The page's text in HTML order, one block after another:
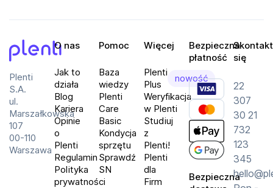
Wynajmij smartwatch HUAWEI Watch 5 Active i
korzystaj z najnowszych technologii wtedy, kiedy
naprawdę ich potrzebujesz.
Plenti
S.A.
ul.
Marszałkowska
107
00-110
Warszawa
O nas
Jak to
działa
Blog
Kariera
Opinie
o
Plenti
Regulamin
Polityka
prywatności
Pomoc
Baza
wiedzy
Plenti
Care
Basic
Kondycja
sprzętu
Sprawdź
SN
Więcej
Plenti
Plus
nowość
Weryfikacja
w Plenti
Studiuj
z
Plenti!
Plenti
dla
Firm
Bezpieczna
płatność
Bezpieczna
się
22
307
30 21
732
123
345